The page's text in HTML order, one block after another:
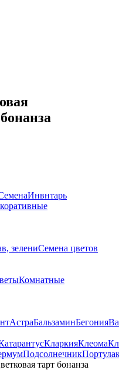
Инвнтарь
зелениСемена цветов
Комнатные
АстраБальзаминБегония
КларкияКлеома
Подсолнечник
тарт бонанза